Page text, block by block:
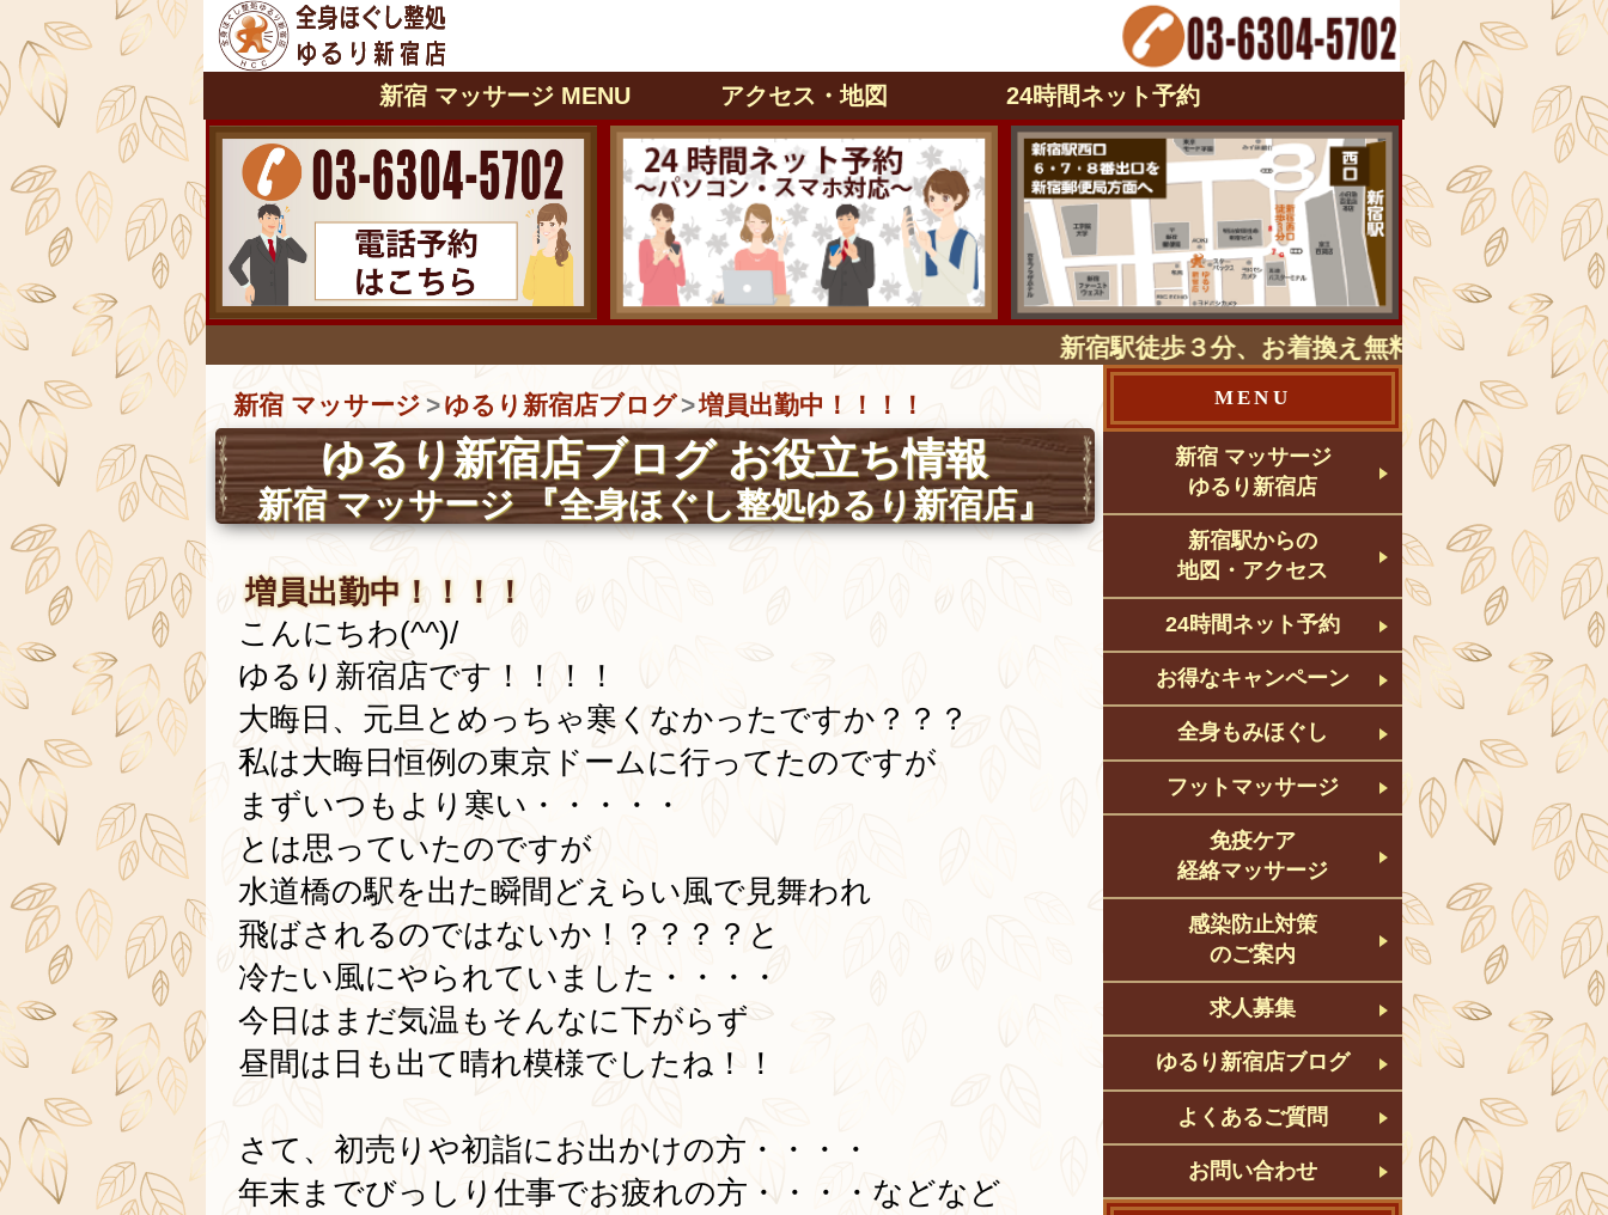
新宿 マッサージ MENU アクセス・地図 24時間ネット予約
新宿駅徒歩３分、お着換え無料のマッサージ店「全
新宿 マッサージ ゆるり新宿店ブログ 増員出勤中！！！！
ゆるり新宿店ブログ お役立ち情報
新宿 マッサージ『全身ほぐし整処ゆるり新宿店』
増員出勤中！！！！
こんにちわ(^^)/
ゆるり新宿店です！！！！
大晦日、元旦とめっちゃ寒くなかったですか？？？
私は大晦日恒例の東京ドームに行ってたのですが
まずいつもより寒い・・・・・
とは思っていたのですが
水道橋の駅を出た瞬間どえらい風で見舞われ
飛ばされるのではないか！？？？？と
冷たい風にやられていました・・・・
今日はまだ気温もそんなに下がらず
昼間は日も出て晴れ模様でしたね！！
さて、初売りや初詣にお出かけの方・・・・
年末までびっしり仕事でお疲れの方・・・・などなど
MENU
新宿 マッサージ
ゆるり新宿店
新宿駅からの
地図・アクセス
24時間ネット予約
お得なキャンペーン
全身もみほぐし
フットマッサージ
免疫ケア
経絡マッサージ
感染防止対策
のご案内
求人募集
ゆるり新宿店ブログ
よくあるご質問
お問い合わせ